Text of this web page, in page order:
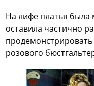
На лифе платья
оставила частично
розового